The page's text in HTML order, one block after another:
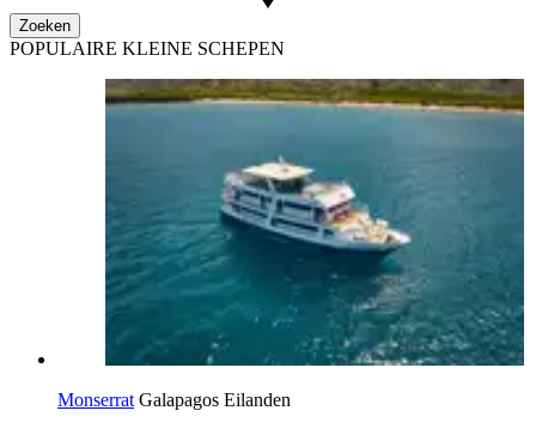
Zoeken
POPULAIRE KLEINE SCHEPEN
Monserrat Galapagos Eilanden